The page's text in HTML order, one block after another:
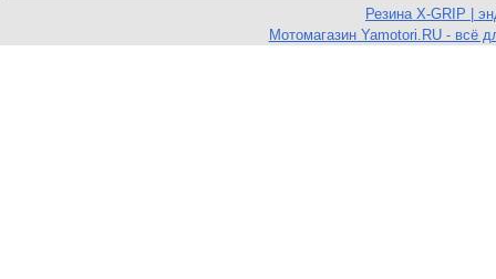
Резина X-GRIP |
Мотомагазин Yamotori.RU - всё